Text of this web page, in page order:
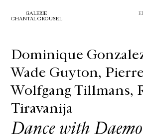
GALERIE
CHANTAL CROUSEL
Dominique
Wade Guyton,
Wolfgang Tillmans,
Tiravanija
Dance with